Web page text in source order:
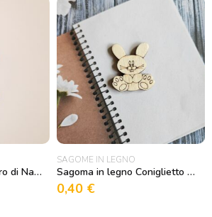
Decorazione per albero di Natale Gnomo 2
SAGOME IN LEGNO
Sagoma in legno Coniglietto seduto simpatico
0,40 €